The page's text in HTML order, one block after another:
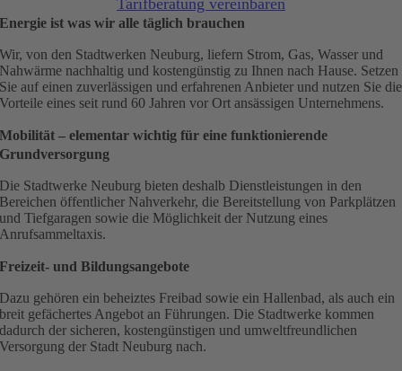
Tarifberatung vereinbaren
Energie ist was wir alle täglich brauchen
Wir, von den Stadtwerken Neuburg, liefern Strom, Gas, Wasser und
Nahwärme nachhaltig und kostengünstig zu Ihnen nach Hause. Setzen
Sie auf einen zuverlässigen und erfahrenen Anbieter und nutzen Sie die
Vorteile eines seit rund 60 Jahren vor Ort ansässigen Unternehmens.
Mobilität – elementar wichtig für eine funktionierende
Grundversorgung
Die Stadtwerke Neuburg bieten deshalb Dienstleistungen in den
Bereichen öffentlicher Nahverkehr, die Bereitstellung von Parkplätzen
und Tiefgaragen sowie die Möglichkeit der Nutzung eines
Anrufsammeltaxis.
Freizeit- und Bildungsangebote
Dazu gehören ein beheiztes Freibad sowie ein Hallenbad, als auch ein
breit gefächertes Angebot an Führungen. Die Stadtwerke kommen
dadurch der sicheren, kostengünstigen und umweltfreundlichen
Versorgung der Stadt Neuburg nach.